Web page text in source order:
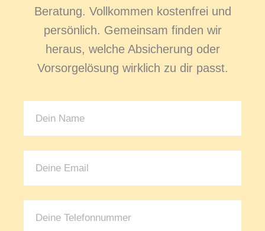
Beratung. Vollkommen kostenfrei und
persönlich. Gemeinsam finden wir
heraus, welche Absicherung oder
Vorsorgelösung wirklich zu dir passt.